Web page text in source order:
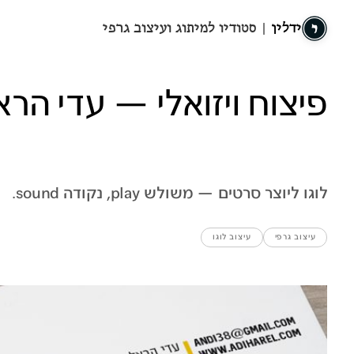
ידלין| סטודיו למיתוג ועיצוב גרפי
פיצוח ויזואלי — עדי
לוגו ליוצר סרטים — משולש play, נקודה sound.
עיצוב גרפי עיצוב לוגו